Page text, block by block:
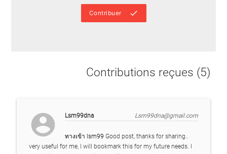
done
Contribuer
Contributions reçues (5)
account_circle Lsm99dna Lsm99dna@gmail.com
ทางเข้า lsm99 Good post, thanks for sharing..
very useful for me, I will bookmark this for my future needs. I